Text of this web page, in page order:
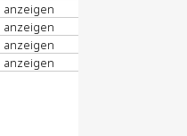
anzeigen
anzeigen
anzeigen
anzeigen